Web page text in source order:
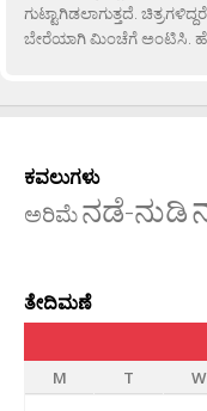
ಗುಟ್ಟಾಗಿಡಲಾಗುತ್ತದೆ.
ಬೇರೆಯಾಗಿ ಮಿಂಚೆಗೆ ಅಂಟಿಸಿ.
ಕವಲುಗಳು
ಅರಿಮೆನಡೆ-ನುಡಿ
ತೇದಿಮಣೆ
M
T W